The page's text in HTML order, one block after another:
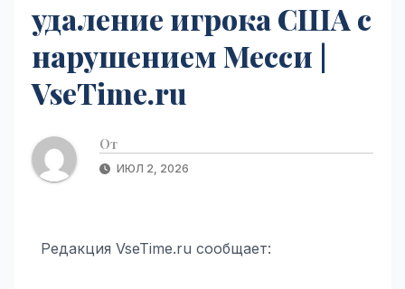
удаление игрока США с
нарушением Месси |
VseTime.ru
От
ИЮЛ 2, 2026
Редакция VseTime.ru сообщает: